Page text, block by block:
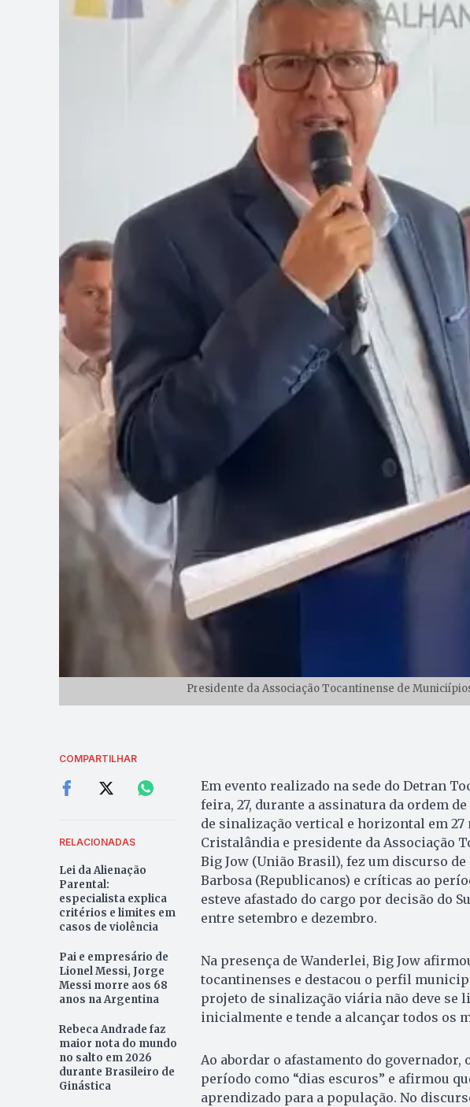
Presidente da Associação Tocantinense de
COMPARTILHAR
RELACIONADAS
Lei da Alienação
Parental:
especialista explica
critérios e limites em
casos de violência
Pai e empresário de
Lionel Messi, Jorge
Messi morre aos 68
anos na Argentina
Rebeca Andrade faz
maior nota do mundo
no salto em 2026
durante Brasileiro de
Ginástica
Em evento realizado na sede do Detran
feira, 27, durante a assinatura da ordem
de sinalização vertical e horizontal em
Cristalândia e presidente da Associação
Big Jow (União Brasil), fez um discurso
Barbosa (Republicanos) e críticas ao
esteve afastado do cargo por decisão do
entre setembro e dezembro.
Na presença de Wanderlei, Big Jow
tocantinenses e destacou o perfil
projeto de sinalização viária não deve se
inicialmente e tende a alcançar todos os
Ao abordar o afastamento do
período como “dias escuros” e afirmou
aprendizado para a população. No